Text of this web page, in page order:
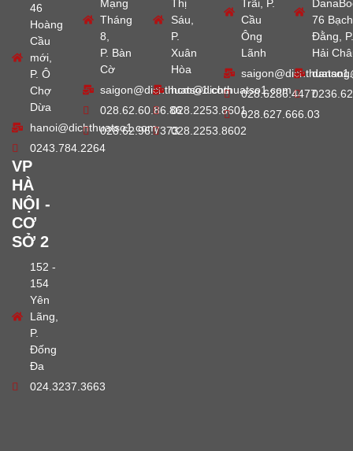
46
Hoàng
Cầu
mới,
P. Ô
Chợ
Dừa
hanoi@dichthuatso1.com
0243.784.2264
VP
HÀ
NỘI -
CƠ
SỞ 2
152 -
154
Yên
Lãng,
P.
Đống
Đa
024.3237.3663
Mạng
Tháng
8,
P. Bàn
Cờ
saigon@dichthuatso1.com
028.62.60.86.86
028.62.96.7373
Thị
Sáu,
P.
Xuân
Hòa
hcm@dichthuatso1.com
028.2253.8601
028.2253.8602
Trãi, P.
Cầu
Ông
Lãnh
028.6286.4477
028.627.666.03
76 Bạch
Đằng, P.
Hải